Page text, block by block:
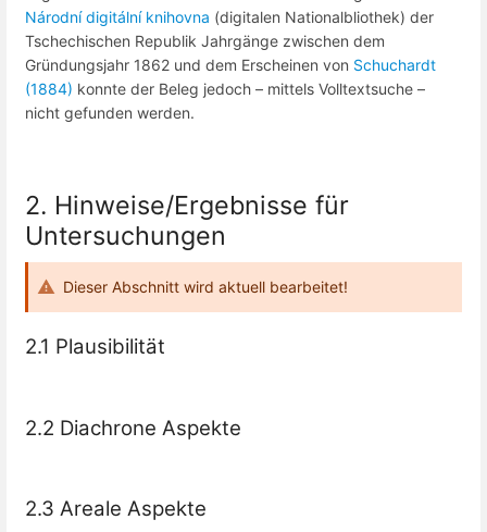
Národní digitální knihovna (digitalen Nationalbliothek) der
Tschechischen Republik Jahrgänge zwischen dem
Gründungsjahr 1862 und dem Erscheinen von Schuchardt
(1884) konnte der Beleg jedoch – mittels Volltextsuche –
nicht gefunden werden.
2. Hinweise/Ergebnisse für
Untersuchungen
Dieser Abschnitt wird aktuell bearbeitet!
2.1 Plausibilität
2.2 Diachrone Aspekte
2.3 Areale Aspekte